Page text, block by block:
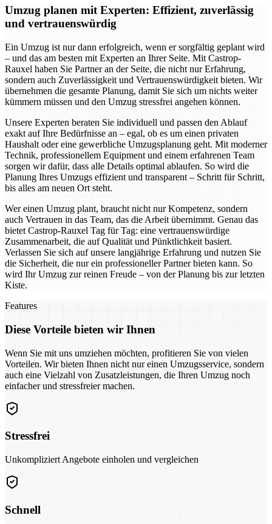
Umzug planen mit Experten: Effizient, zuverlässig
und vertrauenswürdig
Ein Umzug ist nur dann erfolgreich, wenn er sorgfältig geplant wird
– und das am besten mit Experten an Ihrer Seite. Mit Castrop-
Rauxel haben Sie Partner an der Seite, die nicht nur Erfahrung,
sondern auch Zuverlässigkeit und Vertrauenswürdigkeit bieten. Wir
übernehmen die gesamte Planung, damit Sie sich um nichts weiter
kümmern müssen und den Umzug stressfrei angehen können.
Unsere Experten beraten Sie individuell und passen den Ablauf
exakt auf Ihre Bedürfnisse an – egal, ob es um einen privaten
Haushalt oder eine gewerbliche Umzugsplanung geht. Mit moderner
Technik, professionellem Equipment und einem erfahrenen Team
sorgen wir dafür, dass alle Details optimal ablaufen. So wird die
Planung Ihres Umzugs effizient und transparent – Schritt für Schritt,
bis alles am neuen Ort steht.
Wer einen Umzug plant, braucht nicht nur Kompetenz, sondern
auch Vertrauen in das Team, das die Arbeit übernimmt. Genau das
bietet Castrop-Rauxel Tag für Tag: eine vertrauenswürdige
Zusammenarbeit, die auf Qualität und Pünktlichkeit basiert.
Verlassen Sie sich auf unsere langjährige Erfahrung und nutzen Sie
die Sicherheit, die nur ein professioneller Partner bieten kann. So
wird Ihr Umzug zur reinen Freude – von der Planung bis zur letzten
Kiste.
Features
Diese Vorteile bieten wir Ihnen
Wenn Sie mit uns umziehen möchten, profitieren Sie von vielen
Vorteilen. Wir bieten Ihnen nicht nur einen Umzugsservice, sondern
auch eine Vielzahl von Zusatzleistungen, die Ihren Umzug noch
einfacher und stressfreier machen.
Stressfrei
Unkompliziert Angebote einholen und vergleichen
Schnell